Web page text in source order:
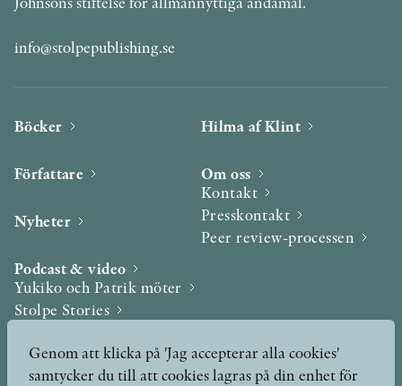
info@stolpepublishing.se
Böcker
Författare
Nyheter
Podcast & video
Yukiko och Patrik möter
Stolpe Stories
Utmärkelser & Format
Hilma af Klint
Om oss
Kontakt
Presskontakt
Peer review-processen
Genom att klicka på 'Jag accepterar alla cookies'
samtycker du till att cookies lagras på din enhet för